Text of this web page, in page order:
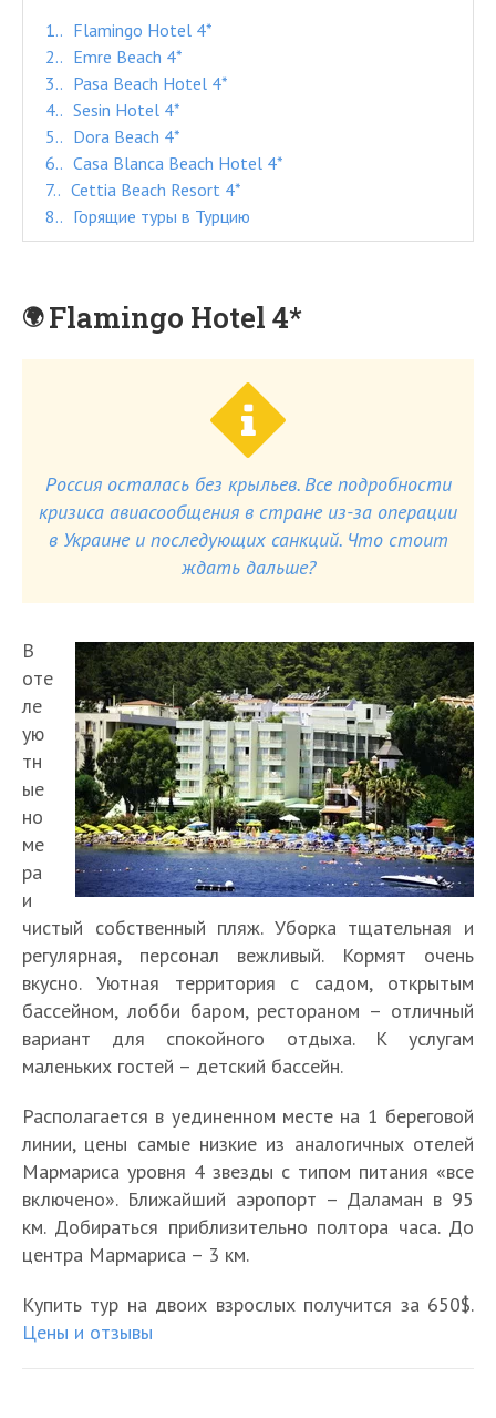
1.
Flamingo Hotel 4*
2.
Emre Beach 4*
3.
Pasa Beach Hotel 4*
4.
Sesin Hotel 4*
5.
Dora Beach 4*
6.
Casa Blanca Beach Hotel 4*
7.
Cettia Beach Resort 4*
8.
Горящие туры в Турцию
Flamingo Hotel 4*
Россия осталась без крыльев. Все подробности
кризиса авиасообщения в стране из-за операции
в Украине и последующих санкций. Что стоит
ждать дальше?
В
оте
ле
ую
тн
ые
но
ме
ра
и
чистый собственный пляж. Уборка тщательная и
регулярная, персонал вежливый. Кормят очень
вкусно. Уютная территория с садом, открытым
бассейном, лобби баром, рестораном – отличный
вариант для спокойного отдыха. К услугам
маленьких гостей – детский бассейн.
Располагается в уединенном месте на 1 береговой
линии, цены самые низкие из аналогичных отелей
Мармариса уровня 4 звезды с типом питания «все
включено». Ближайший аэропорт – Даламан в 95
км. Добираться приблизительно полтора часа. До
центра Мармариса – 3 км.
Купить тур на двоих взрослых получится за 650$.
Цены и отзывы